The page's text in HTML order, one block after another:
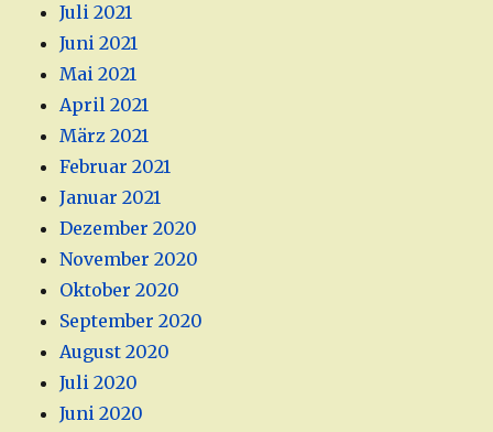
Juli 2021
Juni 2021
Mai 2021
April 2021
März 2021
Februar 2021
Januar 2021
Dezember 2020
November 2020
Oktober 2020
September 2020
August 2020
Juli 2020
Juni 2020